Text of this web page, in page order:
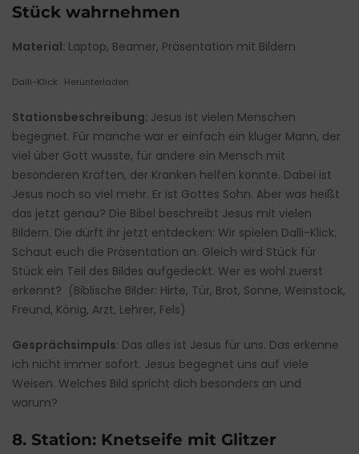
Stück wahrnehmen
Material: Laptop, Beamer, Präsentation mit Bildern
Dalli-Klick Herunterladen
Stationsbeschreibung: Jesus ist vielen Menschen
begegnet. Für manche war er einfach ein kluger Mann, der
viel über Gott wusste, für andere ein Mensch mit
besonderen Kräften, der Kranken helfen konnte. Dabei ist
Jesus noch so viel mehr. Er ist Gottes Sohn. Aber was heißt
das jetzt genau? Die Bibel beschreibt Jesus mit vielen
Bildern. Die dürft ihr jetzt entdecken: Wir spielen Dalli-Klick.
Schaut euch die Präsentation an. Gleich wird Stück für
Stück ein Teil des Bildes aufgedeckt. Wer es wohl zuerst
erkennt? (Biblische Bilder: Hirte, Tür, Brot, Sonne, Weinstock,
Freund, König, Arzt, Lehrer, Fels)
Gesprächsimpuls: Das alles ist Jesus für uns. Das erkenne
ich nicht immer sofort. Jesus begegnet uns auf viele
Weisen. Welches Bild spricht dich besonders an und
warum?
8. Station: Knetseife mit Glitzer